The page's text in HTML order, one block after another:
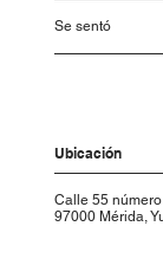
Se sentó
Ubicación
Calle 55
97000 Mérida,